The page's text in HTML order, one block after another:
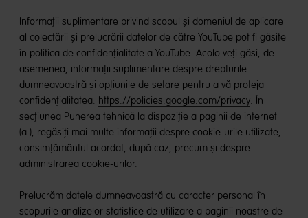
Informații suplimentare privind scopul și domeniul de aplicare
al colectării și prelucrării datelor de către YouTube pot fi găsite
în politica de confidențialitate a YouTube. Acolo veți găsi, de
asemenea, informații suplimentare despre drepturile
dumneavoastră și opțiunile de setare pentru a vă proteja
confidențialitatea: https://policies.google.com/privacy. În
secțiunea Punerea tehnică la dispoziție a paginii de internet
(a.), regăsiți mai multe informații despre cookie-urile utilizate,
consimțământul acordat, după caz, precum și despre
administrarea cookie-urilor.
Prelucrăm datele dumneavoastră cu caracter personal în
scopurile analizelor statistice de utilizare a paginii noastre de